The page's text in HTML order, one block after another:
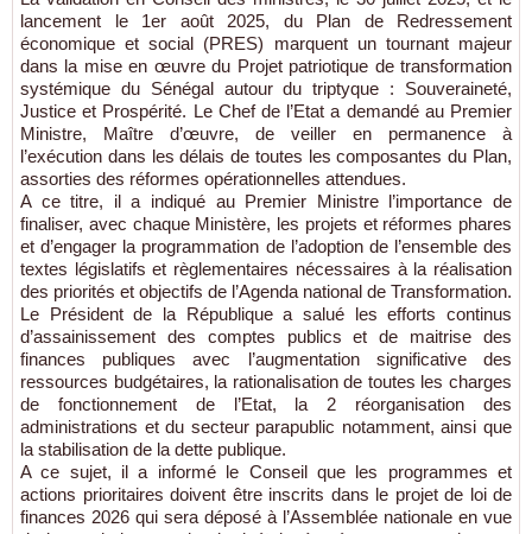
lancement le 1er août 2025, du Plan de Redressement
économique et social (PRES) marquent un tournant majeur
dans la mise en œuvre du Projet patriotique de transformation
systémique du Sénégal autour du triptyque : Souveraineté,
Justice et Prospérité. Le Chef de l’Etat a demandé au Premier
Ministre, Maître d’œuvre, de veiller en permanence à
l’exécution dans les délais de toutes les composantes du Plan,
assorties des réformes opérationnelles attendues.
A ce titre, il a indiqué au Premier Ministre l’importance de
finaliser, avec chaque Ministère, les projets et réformes phares
et d’engager la programmation de l’adoption de l’ensemble des
textes législatifs et règlementaires nécessaires à la réalisation
des priorités et objectifs de l’Agenda national de Transformation.
Le Président de la République a salué les efforts continus
d’assainissement des comptes publics et de maitrise des
finances publiques avec l’augmentation significative des
ressources budgétaires, la rationalisation de toutes les charges
de fonctionnement de l’Etat, la 2 réorganisation des
administrations et du secteur parapublic notamment, ainsi que
la stabilisation de la dette publique.
A ce sujet, il a informé le Conseil que les programmes et
actions prioritaires doivent être inscrits dans le projet de loi de
finances 2026 qui sera déposé à l’Assemblée nationale en vue